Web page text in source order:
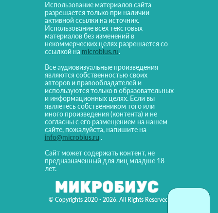
© Copyrights 2020 - 2026. All Rights Reserved!
Использование материалов сайта
разрешается только при наличии
активной ссылки на источник.
Использование всех текстовых
материалов без изменений в
некоммерческих целях разрешается со
ссылкой на microbius.ru.
Все аудиовизуальные произведения
являются собственностью своих
авторов и правообладателей и
используются только в образовательных
и информационных целях. Если вы
являетесь собственником того или
иного произведения (контента) и не
согласны с его размещением на нашем
сайте, пожалуйста, напишите на
info@microbius.ru .
Сайт может содержать контент, не
предназначенный для лиц младше 18
лет.